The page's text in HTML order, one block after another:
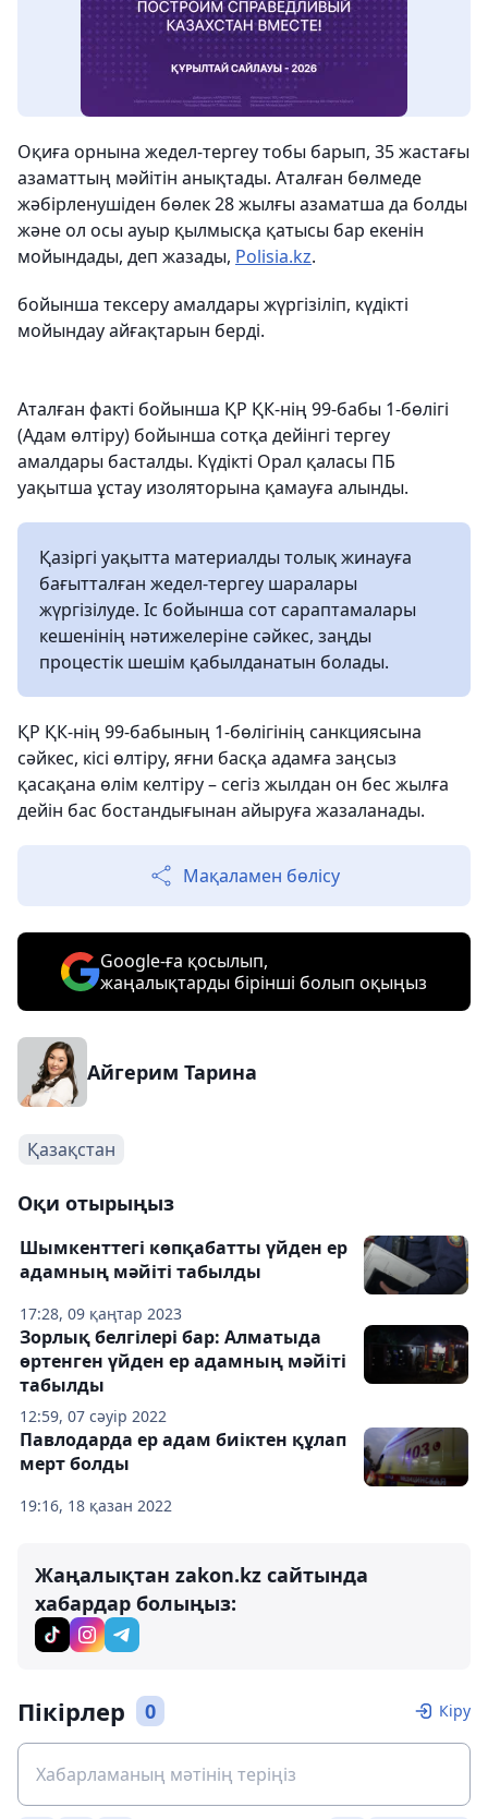
Оқиға орнына жедел-тергеу тобы барып, 35 жастағы
азаматтың мәйітін анықтады. Аталған бөлмеде
жәбірленушіден бөлек 28 жылғы азаматша да болды
және ол осы ауыр қылмысқа қатысы бар екенін
мойындады, деп жазады, Polisia.kz.
бойынша тексеру амалдары жүргізіліп, күдікті
мойындау айғақтарын берді.
Аталған факті бойынша ҚР ҚК-нің 99-бабы 1-бөлігі
(Адам өлтіру) бойынша сотқа дейінгі тергеу
амалдары басталды. Күдікті Орал қаласы ПБ
уақытша ұстау изоляторына қамауға алынды.
Қазіргі уақытта материалды толық жинауға
бағытталған жедел-тергеу шаралары
жүргізілуде. Іс бойынша сот сараптамалары
кешенінің нәтижелеріне сәйкес, заңды
процестік шешім қабылданатын болады.
ҚР ҚК-нің 99-бабының 1-бөлігінің санкциясына
сәйкес, кісі өлтіру, яғни басқа адамға заңсыз
қасақана өлім келтіру – сегіз жылдан он бес жылға
дейін бас бостандығынан айыруға жазаланады.
Мақаламен бөлісу
Google-ға қосылып,
жаңалықтарды бірінші болып оқыңыз
Айгерим Тарина
Қазақстан
Оқи отырыңыз
17:28, 09 қаңтар 2023
Шымкенттегі көпқабатты үйден ер
адамның мәйіті табылды
12:59, 07 сәуір 2022
Зорлық белгілері бар: Алматыда
өртенген үйден ер адамның мәйіті
табылды
19:16, 18 қазан 2022
Павлодарда ер адам биіктен құлап
мерт болды
Жаңалықтан zakon.kz сайтында
хабардар болыңыз:
Пікірлер 0 Кіру